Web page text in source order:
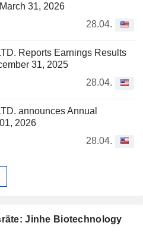
31, 2026
28.04.
Reports Earnings Results
31, 2025
28.04.
announces Annual
2026
28.04.
Jinhe Biotechnology